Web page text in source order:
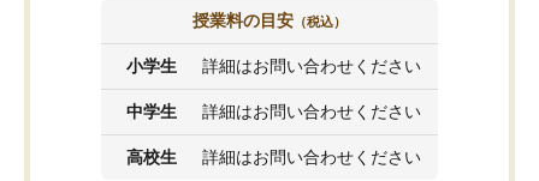
授業料の目安 （税込）
小学生 詳細はお問い合わせください
中学生 詳細はお問い合わせください
高校生 詳細はお問い合わせください